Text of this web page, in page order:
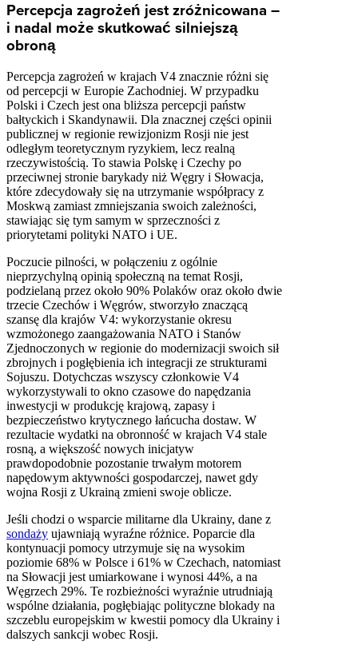
Percepcja zagrożeń jest zróżnicowana –
i nadal może skutkować silniejszą
obroną
Percepcja zagrożeń w krajach V4 znacznie różni się
od percepcji w Europie Zachodniej. W przypadku
Polski i Czech jest ona bliższa percepcji państw
bałtyckich i Skandynawii. Dla znacznej części opinii
publicznej w regionie rewizjonizm Rosji nie jest
odległym teoretycznym ryzykiem, lecz realną
rzeczywistością. To stawia Polskę i Czechy po
przeciwnej stronie barykady niż Węgry i Słowacja,
które zdecydowały się na utrzymanie współpracy z
Moskwą zamiast zmniejszania swoich zależności,
stawiając się tym samym w sprzeczności z
priorytetami polityki NATO i UE.
Poczucie pilności, w połączeniu z ogólnie
nieprzychylną opinią społeczną na temat Rosji,
podzielaną przez około 90% Polaków oraz około dwie
trzecie Czechów i Węgrów, stworzyło znaczącą
szansę dla krajów V4: wykorzystanie okresu
wzmożonego zaangażowania NATO i Stanów
Zjednoczonych w regionie do modernizacji swoich sił
zbrojnych i pogłębienia ich integracji ze strukturami
Sojuszu. Dotychczas wszyscy członkowie V4
wykorzystywali to okno czasowe do napędzania
inwestycji w produkcję krajową, zapasy i
bezpieczeństwo krytycznego łańcucha dostaw. W
rezultacie wydatki na obronność w krajach V4 stale
rosną, a większość nowych inicjatyw
prawdopodobnie pozostanie trwałym motorem
napędowym aktywności gospodarczej, nawet gdy
wojna Rosji z Ukrainą zmieni swoje oblicze.
Jeśli chodzi o wsparcie militarne dla Ukrainy, dane z
sondaży ujawniają wyraźne różnice. Poparcie dla
kontynuacji pomocy utrzymuje się na wysokim
poziomie 68% w Polsce i 61% w Czechach, natomiast
na Słowacji jest umiarkowane i wynosi 44%, a na
Węgrzech 29%. Te rozbieżności wyraźnie utrudniają
wspólne działania, pogłębiając polityczne blokady na
szczeblu europejskim w kwestii pomocy dla Ukrainy i
dalszych sankcji wobec Rosji.